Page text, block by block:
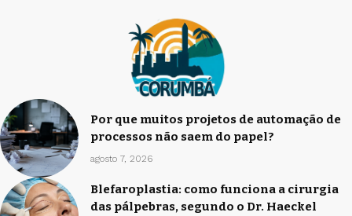
Por que muitos projetos de automação de
processos não saem do papel?
agosto 7, 2026
Blefaroplastia: como funciona a cirurgia
das pálpebras, segundo o Dr. Haeckel